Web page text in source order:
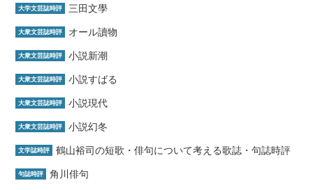
大学文芸誌時評 三田文學
大衆文芸誌時評 オール讀物
大衆文芸誌時評 小説新潮
大衆文芸誌時評 小説すばる
大衆文芸誌時評 小説現代
大衆文芸誌時評 小説幻冬
文学誌時評 鶴山裕司の短歌・俳句について考える歌誌・句誌時評
句誌時評 角川俳句